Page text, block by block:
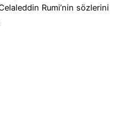
Rumi’nin sözlerini